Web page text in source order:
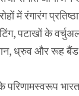
में रंगारंग
पटाखों के
ध्रुव और रूह बैंड